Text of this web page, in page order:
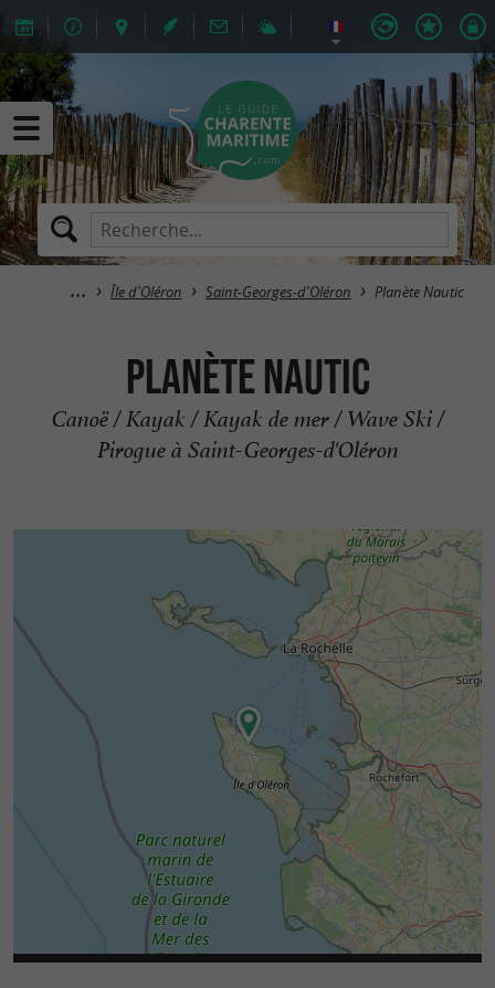
Île d'Oléron Saint-Georges-d'Oléron Planète Nautic
Planète Nautic
Canoë / Kayak / Kayak de mer / Wave Ski /
Pirogue à Saint-Georges-d'Oléron